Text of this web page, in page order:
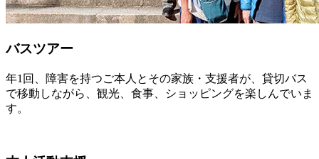
バスツアー
年1回、障害を持つご本人とその家族・支援者が、貸切バス
で移動しながら、観光、食事、ショッピングを楽しんでいま
す。